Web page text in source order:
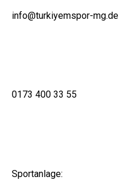
info@turkiyemspor-mg.de
0173 400 33 55
Sportanlage: